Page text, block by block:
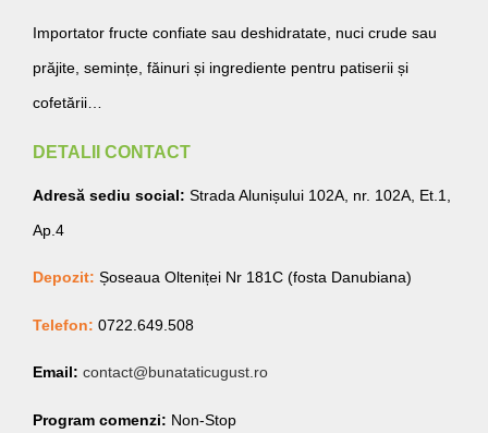
Importator fructe confiate sau deshidratate, nuci crude sau
prăjite, semințe, făinuri și ingrediente pentru patiserii și
cofetării…
DETALII CONTACT
Adresă sediu social: Strada Alunișului 102A, nr. 102A, Et.1,
Ap.4
Depozit: Șoseaua Olteniței Nr 181C (fosta Danubiana)
Telefon: 0722.649.508
Email: contact@bunataticugust.ro
Program comenzi: Non-Stop